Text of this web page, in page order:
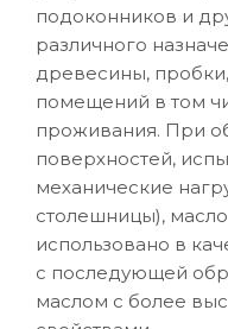
подоконников и
различного
древесины,
помещений в том
проживания. При
поверхностей,
механические
столешницы),
использовано в
с последующей
маслом с более